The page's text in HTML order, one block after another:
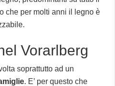
che per molti anni il legno è
Vorarlberg
soprattutto ad un
. E’ per questo che